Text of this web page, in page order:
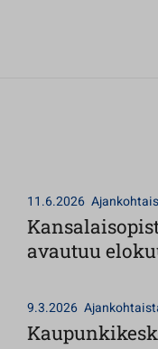
11.6.2026
avautuu
9.3.2026